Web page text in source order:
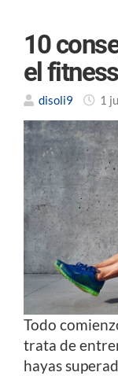
10
el fitness
disoli9 1
Todo
trata de
hayas